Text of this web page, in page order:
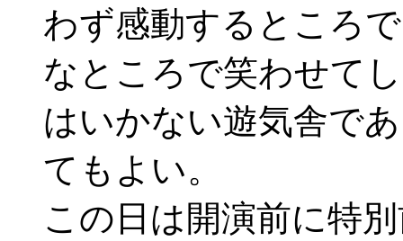
わず感動するところ
なところで笑わせて
はいかない遊気舎で
てもよい。
この日は開演前に特